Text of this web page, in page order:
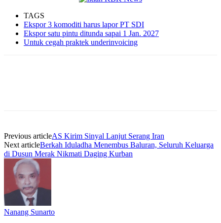
TAGS
Ekspor 3 komoditi harus lapor PT SDI
Ekspor satu pintu ditunda sapai 1 Jan. 2027
Untuk cegah praktek underinvoicing
Previous articleAS Kirim Sinyal Lanjut Serang Iran
Next articleBerkah Iduladha Menembus Baluran, Seluruh Keluarga
di Dusun Merak Nikmati Daging Kurban
Nanang Sunarto